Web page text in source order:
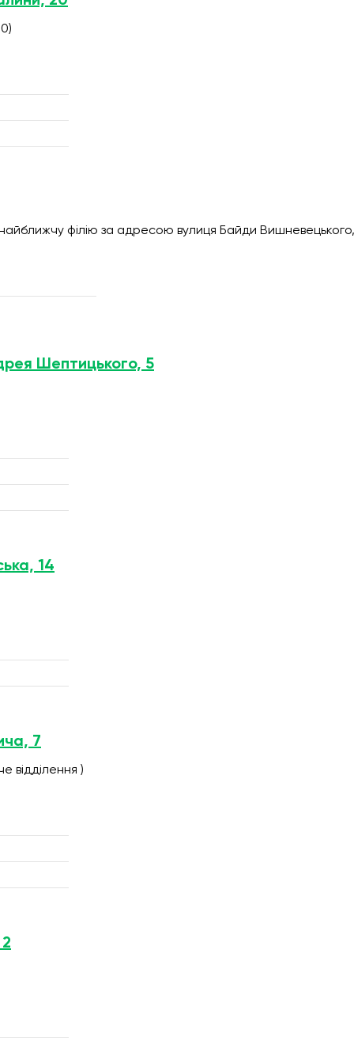
філію за адресою вулиця Байди
Шептицького, 5
14
7
відділення )